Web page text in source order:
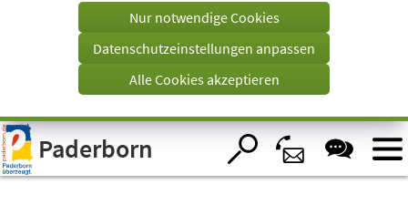
Visuelle
Assistenzsoftware
öffnen.
einem
Tab)
Nur notwendige Cookies
Datenschutzeinstellungen anpassen
Alle Cookies akzeptieren
Paderborn